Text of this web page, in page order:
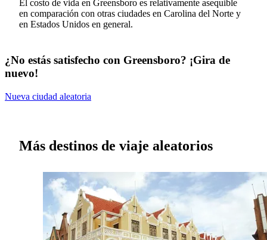
El costo de vida en Greensboro es relativamente asequible
en comparación con otras ciudades en Carolina del Norte y
en Estados Unidos en general.
¿No estás satisfecho con Greensboro? ¡Gira de
nuevo!
Nueva ciudad aleatoria
Más destinos de viaje aleatorios